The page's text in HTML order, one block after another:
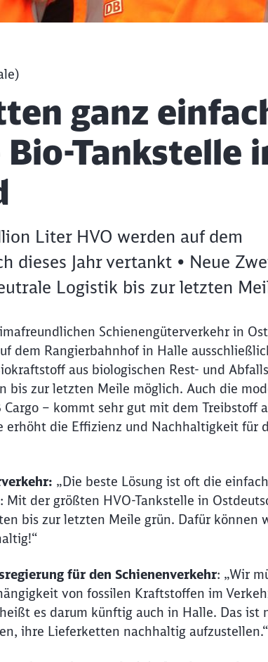
ganz
Tankstelle
Liter HVO werden auf dem
dieses Jahr vertankt • Neue
Logistik bis zur letzten
Schienengüterverkehr in
dem Rangierbahnhof in Halle
aus biologischen Rest- und
bis zur letzten Meile möglich. Auch die
– kommt sehr gut mit dem Treibstoff
die Effizienz und Nachhaltigkeit für
„Die beste Lösung ist oft die
der größten HVO-Tankstelle in
bis zur letzten Meile grün. Dafür können
für den Schienenverkehr: „Wir
von fossilen Kraftstoffen im
es darum künftig auch in Halle. Das ist
ihre Lieferketten nachhaltig aufzustellen.“
Möchten Sie zuweitergeleitet